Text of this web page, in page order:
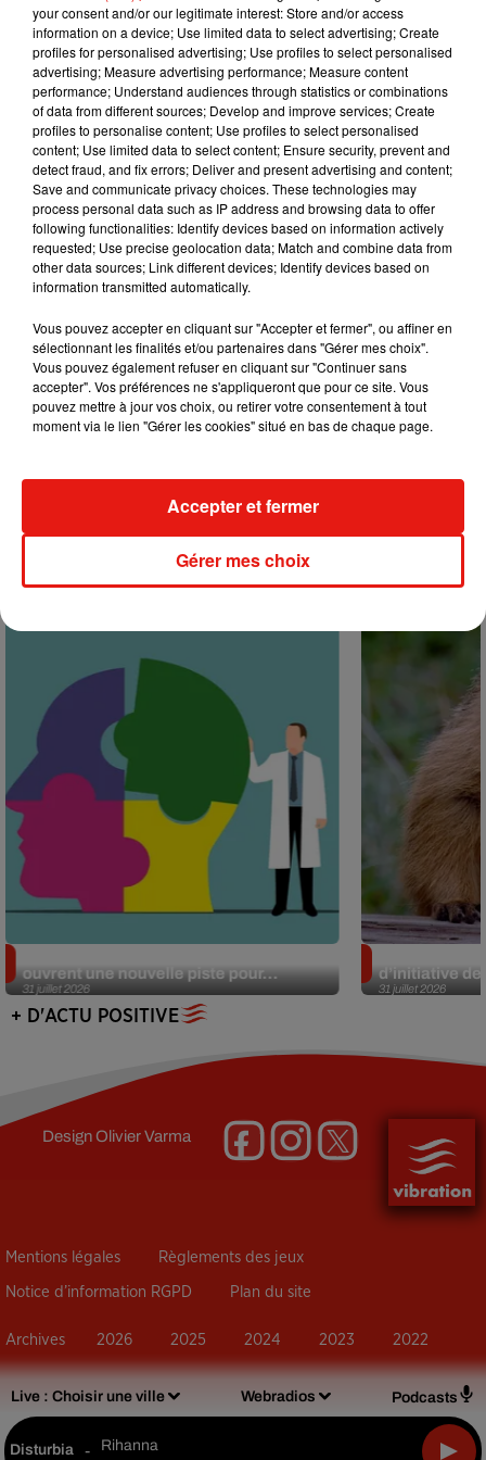
Live : Choisir une ville Webradios Podcasts
Disturbia - Rihanna
7 août 2026
dansant de l’année
7 août 2026
Angèle et Amélie Lens dévoilent leur
collaboration tant attendue
5 août 2026
Benny Blanco invite Selena Gomez et
Tiny Desk invite Charlie Puth pour une
Actu positive
31 juillet 2026
ouvrent une nouvelle piste pour...
31 juillet 2026
d’initiative
+ D'ACTU POSITIVE
DesignOlivier Varma
Mentions légales Règlements des jeux
Notice d’information RGPD Plan du site
Archives 2026 2025 2024 2023 2022
your consent and/or our legitimate interest: Store and/or access
information on a device; Use limited data to select advertising; Create
profiles for personalised advertising; Use profiles to select personalised
advertising; Measure advertising performance; Measure content
performance; Understand audiences through statistics or combinations
of data from different sources; Develop and improve services; Create
profiles to personalise content; Use profiles to select personalised
content; Use limited data to select content; Ensure security, prevent and
detect fraud, and fix errors; Deliver and present advertising and content;
Save and communicate privacy choices. These technologies may
process personal data such as IP address and browsing data to offer
following functionalities: Identify devices based on information actively
requested; Use precise geolocation data; Match and combine data from
other data sources; Link different devices; Identify devices based on
information transmitted automatically.
Vous pouvez accepter en cliquant sur "Accepter et fermer", ou affiner en
sélectionnant les finalités et/ou partenaires dans "Gérer mes choix".
Vous pouvez également refuser en cliquant sur "Continuer sans
accepter". Vos préférences ne s'appliqueront que pour ce site. Vous
pouvez mettre à jour vos choix, ou retirer votre consentement à tout
moment via le lien "Gérer les cookies" situé en bas de chaque page.
Gérer mes choix
Accepter et fermer